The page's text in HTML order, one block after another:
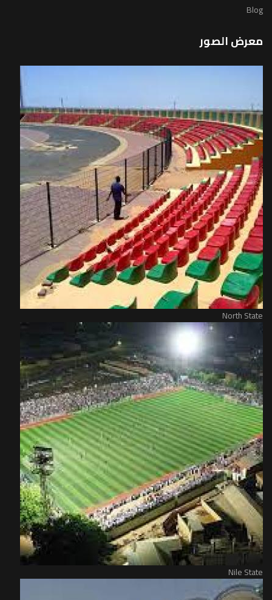
Blog
معرض الصور
North State
Nile State